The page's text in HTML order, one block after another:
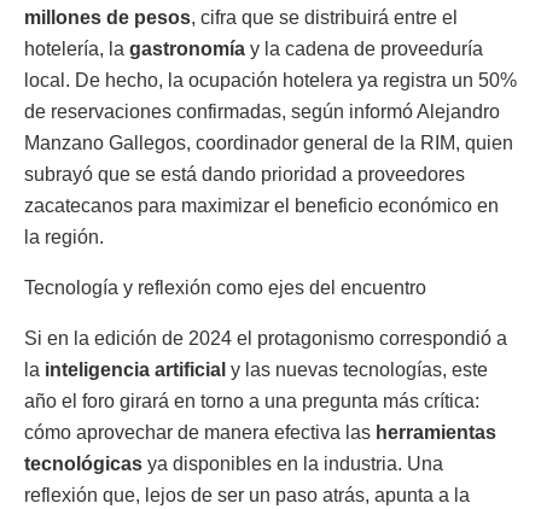
millones de pesos, cifra que se distribuirá entre el
hotelería, la gastronomía y la cadena de proveeduría
local. De hecho, la ocupación hotelera ya registra un 50%
de reservaciones confirmadas, según informó Alejandro
Manzano Gallegos, coordinador general de la RIM, quien
subrayó que se está dando prioridad a proveedores
zacatecanos para maximizar el beneficio económico en
la región.
Tecnología y reflexión como ejes del encuentro
Si en la edición de 2024 el protagonismo correspondió a
la inteligencia artificial y las nuevas tecnologías, este
año el foro girará en torno a una pregunta más crítica:
cómo aprovechar de manera efectiva las herramientas
tecnológicas ya disponibles en la industria. Una
reflexión que, lejos de ser un paso atrás, apunta a la